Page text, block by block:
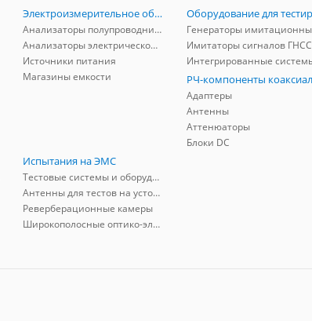
Электроизмерительное оборудование
Анализаторы полупроводников
Анализаторы электрической мощности
Источники питания
Магазины емкости
Имитаторы сигналов ГНСС
Адаптеры
Антенны
Аттенюаторы
Блоки DC
Испытания на ЭМС
Тестовые системы и оборудование
Антенны для тестов на устойчивость к ЭМП
Реверберационные камеры
Широкополосные оптико-электрические линии